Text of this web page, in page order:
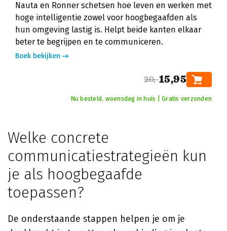
Nauta en Ronner schetsen hoe leven en werken met
hoge intelligentie zowel voor hoogbegaafden als
hun omgeving lastig is. Helpt beide kanten elkaar
beter te begrijpen en te communiceren.
Boek bekijken
20,-15,95
Nu besteld, woensdag in huis | Gratis verzonden
Welke concrete
communicatiestrategieën kun
je als hoogbegaafde
toepassen?
De onderstaande stappen helpen je om je